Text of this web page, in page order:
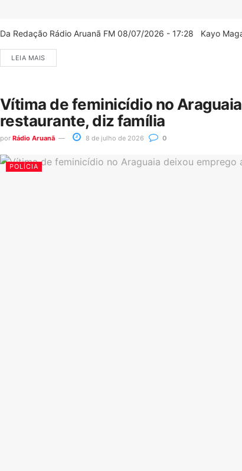
Da Redação Rádio Aruanã FM 08/07/2026 - 17:28 Kayo
LEIA MAIS
Vítima de feminicídio no
restaurante, diz família
por Rádio Aruanã 8 de julho de 2026 0
POLÍCIA